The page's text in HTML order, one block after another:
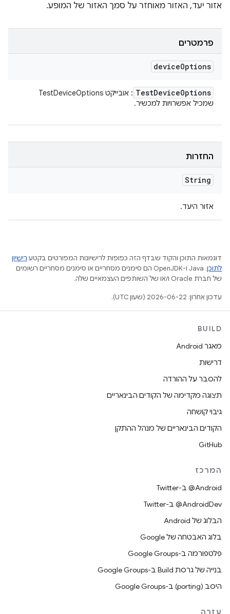
אזור יעד, האזור מאוחזר על סמך האזור של המופע.
פרמטרים
deviceOptions
TestDeviceOptions
: אובייקט TestDeviceOptions
שמכיל אפשרויות למכשיר.
החזרות
String
אזור היעד.
דוגמאות התוכן והקוד שבדף הזה כפופות לרישיונות המפורטים בקטע רישיון
לתוכן
.‏ Java ו-OpenJDK הם סימנים מסחריים או סימנים מסחריים רשומים
של חברת Oracle ו/או של השותפים העצמאיים שלה.
עדכון אחרון: 2026-06-22 (שעון UTC).
BUILD
מאגר Android
דרישות
להסבר על ההורדה
תצוגה מקדימה של הקודים הבינאריים
גיבוי קושחה
הקודים הבינאריים של מנהל ההתקן
GitHub
המרכז
‎@Android ב-Twitter
‎@AndroidDev ב-Twitter
הבלוג של Android
בלוג האבטחה של Google
פלטפורמה ב-Google Groups
בנייה של גרסת Build ב-Google Groups
היסב (porting) ב-Google Groups
עזרה